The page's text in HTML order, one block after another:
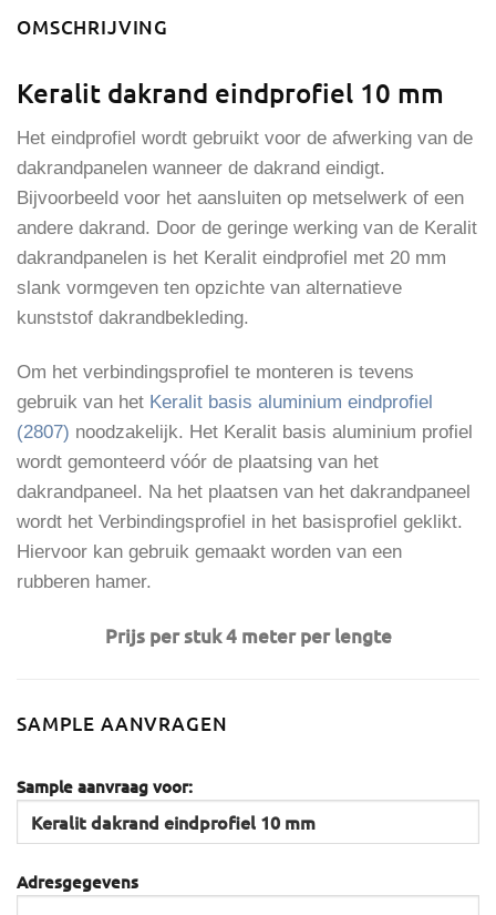
OMSCHRIJVING
Keralit dakrand eindprofiel 10 mm
Het eindprofiel wordt gebruikt voor de afwerking van de
dakrandpanelen wanneer de dakrand eindigt.
Bijvoorbeeld voor het aansluiten op metselwerk of een
andere dakrand. Door de geringe werking van de Keralit
dakrandpanelen is het Keralit eindprofiel met 20 mm
slank vormgeven ten opzichte van alternatieve
kunststof dakrandbekleding.
Om het verbindingsprofiel te monteren is tevens
gebruik van het Keralit basis aluminium eindprofiel
(2807) noodzakelijk. Het Keralit basis aluminium profiel
wordt gemonteerd vóór de plaatsing van het
dakrandpaneel. Na het plaatsen van het dakrandpaneel
wordt het Verbindingsprofiel in het basisprofiel geklikt.
Hiervoor kan gebruik gemaakt worden van een
rubberen hamer.
Prijs per stuk 4 meter per lengte
SAMPLE AANVRAGEN
Sample aanvraag voor:
Adresgegevens